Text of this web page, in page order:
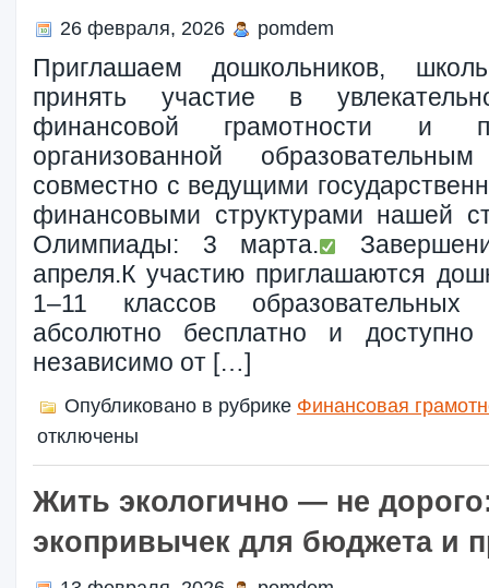
26 февраля, 2026 pomdem
Приглашаем дошкольников,
принять участие в
финансовой грамотности и
организованной
совместно с ведущими
финансовыми структурами нашей
Олимпиады: 3 марта.
апреля.К участию приглашаются
1–11 классов образовательных
абсолютно бесплатно и доступно
независимо от […]
Опубликовано в рубрике Финансовая
отключены
Жить экологично — не
экопривычек для бюджета и